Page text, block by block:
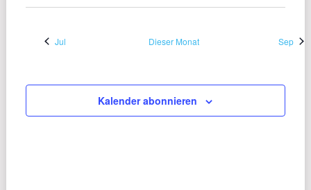
Jul Dieser Monat Sep
Kalender abonnieren